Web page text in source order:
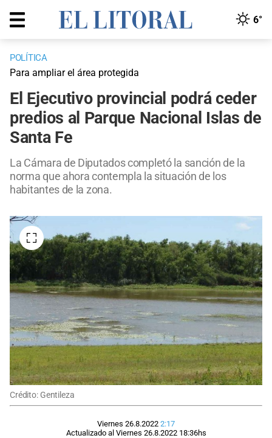
6°
POLÍTICA
Para ampliar el área protegida
El Ejecutivo provincial podrá ceder
predios al Parque Nacional Islas de
Santa Fe
La Cámara de Diputados completó la sanción de la
norma que ahora contempla la situación de los
habitantes de la zona.
Crédito: Gentileza
Viernes 26.8.2022 2:17
Actualizado al Viernes 26.8.2022 18:36hs